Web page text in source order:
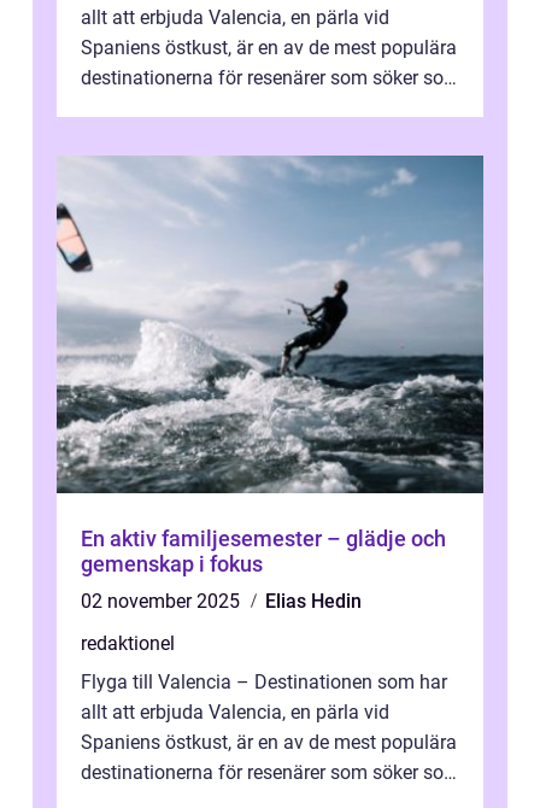
allt att erbjuda Valencia, en pärla vid
Spaniens östkust, är en av de mest populära
destinationerna för resenärer som söker sol,
En aktiv familjesemester – glädje och
gemenskap i fokus
02 november 2025
Elias Hedin
redaktionel
Flyga till Valencia – Destinationen som har
allt att erbjuda Valencia, en pärla vid
Spaniens östkust, är en av de mest populära
destinationerna för resenärer som söker sol,